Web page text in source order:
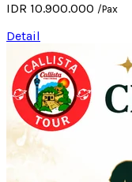
IDR 10.900.000 /Pax
Detail